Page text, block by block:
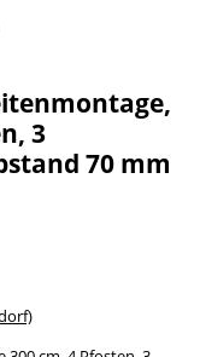
3
70 mm